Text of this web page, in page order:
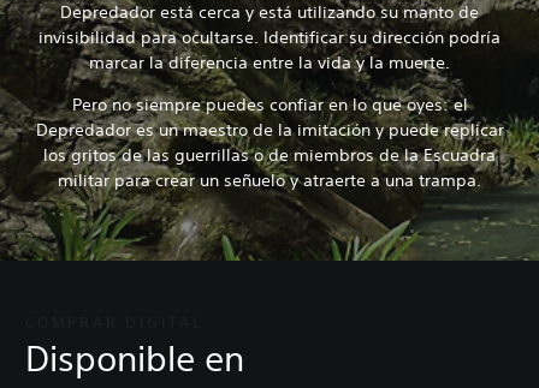
Depredador está cerca y está utilizando su manto de
invisibilidad para ocultarse. Identificar su dirección podría
marcar la diferencia entre la vida y la muerte.
Pero no siempre puedes confiar en lo que oyes: el
Depredador es un maestro de la imitación y puede replicar
los gritos de las guerrillas o de miembros de la Escuadra
militar para crear un señuelo y atraerte a una trampa.
Disponible en